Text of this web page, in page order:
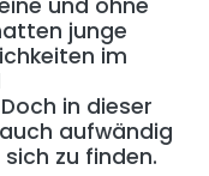
und ohne
junge
im
in dieser
aufwändig
zu finden.